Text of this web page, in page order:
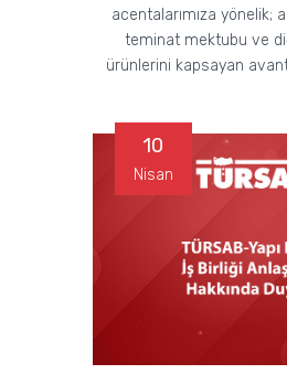
acentalarımıza yönelik;
teminat mektubu ve
ürünlerini kapsayan
10
Nisan